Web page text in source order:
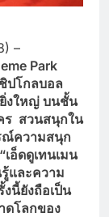
–
Park
ปโกลบอล
งใหญ่ บนชั้น
ร สวนสนุกใน
ณ์ความสนุก
อ็ดดูเทนเมน
และความ
นี้ยังถือเป็น
ดโลกของ